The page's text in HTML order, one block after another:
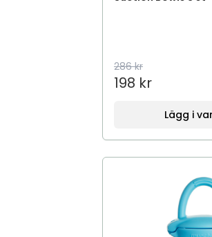
286 kr
198 kr
Lägg i